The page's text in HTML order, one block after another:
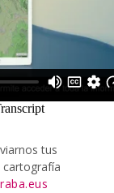
tus
cartografía